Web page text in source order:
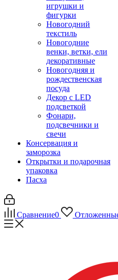
игрушки и
фигурки
Новогодний
текстиль
Новогодние
венки, ветки, ели
декоративные
Новогодняя и
рождественская
посуда
Декор с LED
подсветкой
Фонари,
подсвечники и
свечи
Консервация и
заморозка
Открытки и подарочная
упаковка
Пасха
Сравнение0